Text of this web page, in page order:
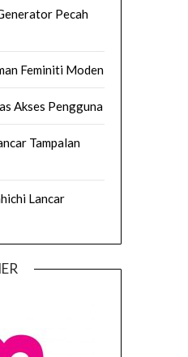
Pecah
Feminiti Moden
Akses Pengguna
Tampalan
Lancar